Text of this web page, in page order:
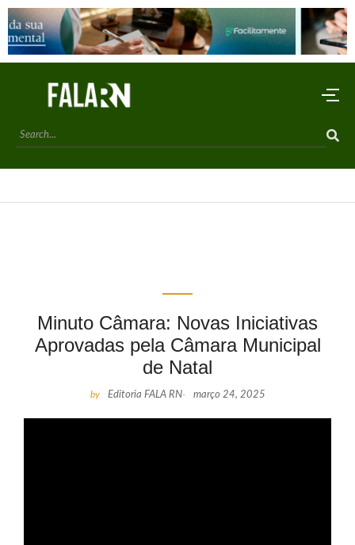
Minuto Câmara: Novas Iniciativas
Aprovadas pela Câmara Municipal
de Natal
by Editoria FALA RN- março 24, 2025